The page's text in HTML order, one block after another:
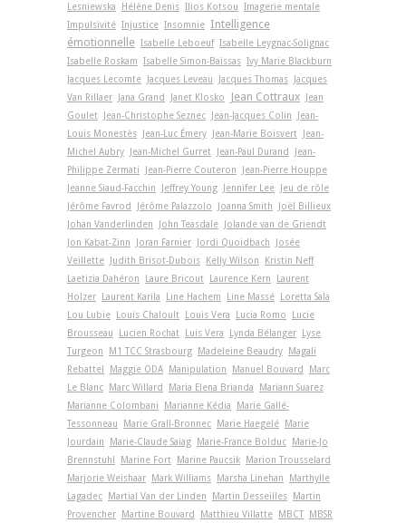
Lesniewska
Hélène Denis Ilios Kotsou Imagerie mentale
Impulsivité Injustice Insomnie Intelligence
émotionnelle Isabelle Leboeuf Isabelle Leygnac-Solignac
Isabelle Roskam Isabelle Simon-Baïssas Ivy Marie Blackburn
Jacques Lecomte
Jacques Leveau Jacques Thomas
Jacques
Van Rillaer
Jana Grand Janet Klosko Jean Cottraux
Jean
Goulet
Jean-Christophe Seznec Jean-Jacques Colin
Jean-
Louis Monestès
Jean-Luc Émery Jean-Marie Boisvert
Jean-
Michel Aubry
Jean-Michel Gurret Jean-Paul Durand
Jean-
Philippe Zermati
Jean-Pierre Couteron
Jean-Pierre Houppe
Jeanne Siaud-Facchin
Jeffrey Young Jennifer Lee
Jeu de rôle
Jérôme Favrod
Jérôme Palazzolo Joanna Smith
Joël Billieux
Johan Vanderlinden
John Teasdale
Jolande van de Griendt
Jon Kabat-Zinn
Joran Farnier Jordi Quoidbach
Josée
Veillette
Judith Brisot-Dubois Kelly Wilson
Kristin Neff
Laetizia Dahéron
Laure Bricout Laurence Kern
Laurent
Holzer
Laurent Karila Line Hachem Line Massé
Loretta Sala
Lou Lubie
Louis Chaloult Louis Vera Lucia Romo
Lucie
Brousseau
Lucien Rochat Luis Vera Lynda Bélanger
Lyse
Turgeon
M1 TCC Strasbourg Madeleine Beaudry
Magali
Rebattel
Maggie ODA Manipulation Manuel Bouvard
Marc
Le Blanc
Marc Willard Maria Elena Brianda
Mariann Suarez
Marianne Colombani
Marianne Kédia
Marie Gallé-
Tessonneau
Marie Grall-Bronnec Marie Haegelé
Marie
Jourdain
Marie-Claude Saiag Marie-France Bolduc
Marie-Jo
Brennstuhl
Marine Fort Marine Paucsik
Marion Trousselard
Marjorie Weishaar
Mark Williams Marsha Linehan
Marthylle
Lagadec
Martial Van der Linden Martin Desseilles
Martin
Provencher
Martine Bouvard Matthieu Villatte MBCT
MBSR